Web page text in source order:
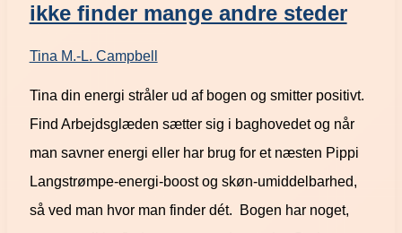
ikke finder mange andre steder
Tina M.-L. Campbell
Tina din energi stråler ud af bogen og smitter positivt.
Find Arbejdsglæden sætter sig i baghovedet og når
man savner energi eller har brug for et næsten Pippi
Langstrømpe-energi-boost og skøn-umiddelbarhed,
så ved man hvor man finder dét. Bogen har noget,